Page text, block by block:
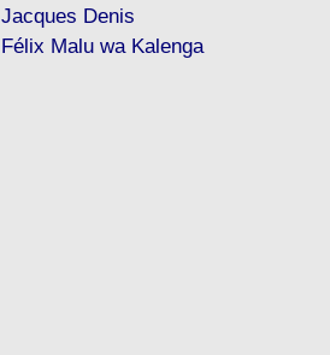
Jacques Denis
Félix Malu wa Kalenga